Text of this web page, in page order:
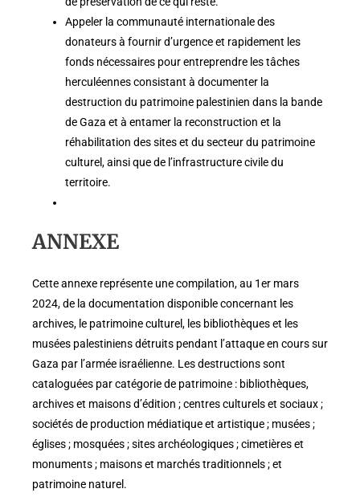
Appeler la communauté internationale des
donateurs à fournir d’urgence et rapidement les
fonds nécessaires pour entreprendre les tâches
herculéennes consistant à documenter la
destruction du patrimoine palestinien dans la bande
de Gaza et à entamer la reconstruction et la
réhabilitation des sites et du secteur du patrimoine
culturel, ainsi que de l’infrastructure civile du
territoire.
ANNEXE
Cette annexe représente une compilation, au 1er mars
2024, de la documentation disponible concernant les
archives, le patrimoine culturel, les bibliothèques et les
musées palestiniens détruits pendant l’attaque en cours sur
Gaza par l’armée israélienne. Les destructions sont
cataloguées par catégorie de patrimoine : bibliothèques,
archives et maisons d’édition ; centres culturels et sociaux ;
sociétés de production médiatique et artistique ; musées ;
églises ; mosquées ; sites archéologiques ; cimetières et
monuments ; maisons et marchés traditionnels ; et
patrimoine naturel.